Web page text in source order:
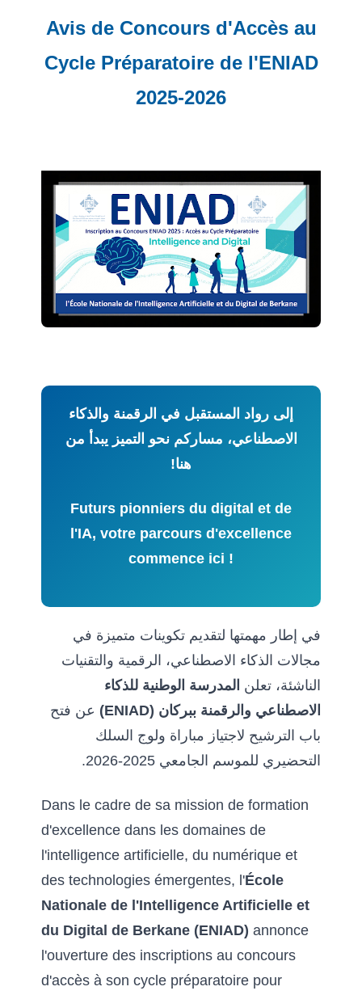
Avis de Concours d'Accès au
Cycle Préparatoire de l'ENIAD
2025-2026
إلى رواد المستقبل في الرقمنة والذكاء
الاصطناعي، مساركم نحو التميز يبدأ من
هنا!
Futurs pionniers du digital et de
l'IA, votre parcours d'excellence
commence ici !
في إطار مهمتها لتقديم تكوينات متميزة في
مجالات الذكاء الاصطناعي، الرقمية والتقنيات
الناشئة، تعلن المدرسة الوطنية للذكاء
الاصطناعي والرقمنة ببركان (ENIAD)
عن فتح
باب الترشيح لاجتياز مباراة ولوج السلك
التحضيري للموسم الجامعي 2025-2026.
Dans le cadre de sa mission de formation
d'excellence dans les domaines de
l'intelligence artificielle, du numérique et
des technologies émergentes, l'École
Nationale de l'Intelligence Artificielle et
du Digital de Berkane (ENIAD) annonce
l'ouverture des inscriptions au concours
d'accès à son cycle préparatoire pour